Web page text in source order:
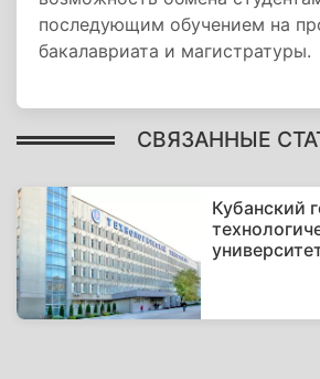
последующим обучением на
бакалавриата и магистратуры.
СВЯЗАННЫЕ
Кубанский